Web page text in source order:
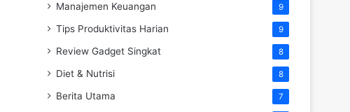
Manajemen Keuangan 9
Tips Produktivitas Harian 9
Review Gadget Singkat 8
Diet & Nutrisi 8
Berita Utama 7